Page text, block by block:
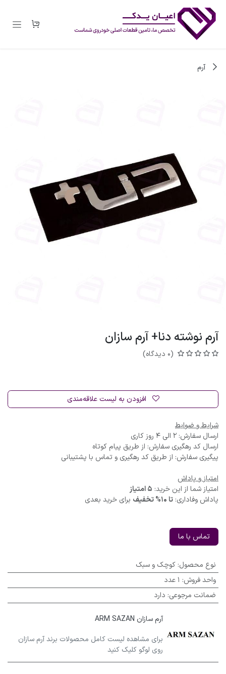
آرم
آرم نوشته دنا+ آرم سازان
(0 دیدگاه)
افزودن به لیست علاقه‌مندی
شرایط و ضوابط
ارسال سفارش: 2 الی 4 روز کاری
ارسال کد رهگیری سفارش: از طریق پیام کوتاه
پیگیری سفارش: از طریق کد رهگیری و تماس با پشتیبانی
امتیاز و پاداش
امتیاز شما از این خرید: 5 امتیاز
پاداش وفاداری: تا 10% تخفیف برای خرید بعدی
تماس با ما
نوع محصول: کوچک و سبک
واحد فروش: 1 عدد
ضمانت مرجوعی: دارد
آرم سازان ARM SAZAN
برای مشاهده لیست کامل محصولات برند آرم سازان
روی لوگو کلیک کنید